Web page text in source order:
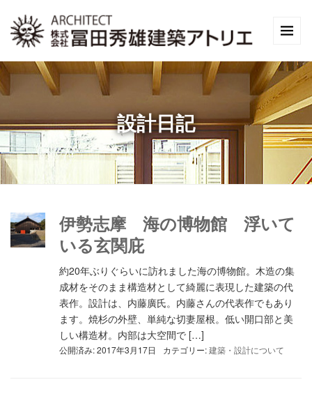
設計日記
伊勢志摩 海の博物館 浮いて
いる玄関庇
約20年ぶりぐらいに訪れました海の博物館。木造の集
成材をそのまま構造材として綺麗に表現した建築の代
表作。設計は、内藤廣氏。内藤さんの代表作でもあり
ます。焼杉の外壁、単純な切妻屋根。低い開口部と美
しい構造材。内部は大空間で […]
公開済み: 2017年3月17日 カテゴリー:建築・設計について